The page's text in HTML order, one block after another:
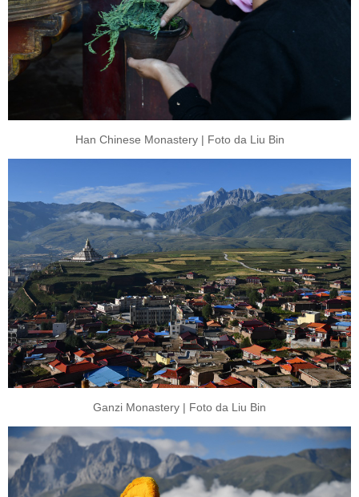
Han Chinese Monastery | Foto da Liu Bin
Ganzi Monastery | Foto da Liu Bin